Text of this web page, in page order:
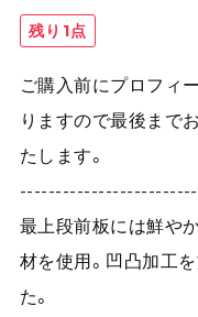
残り1点
ご購入前にプロフィ
りますので最後まで
たします。
最上段前板には鮮や
材を使用。凹凸加工
た。